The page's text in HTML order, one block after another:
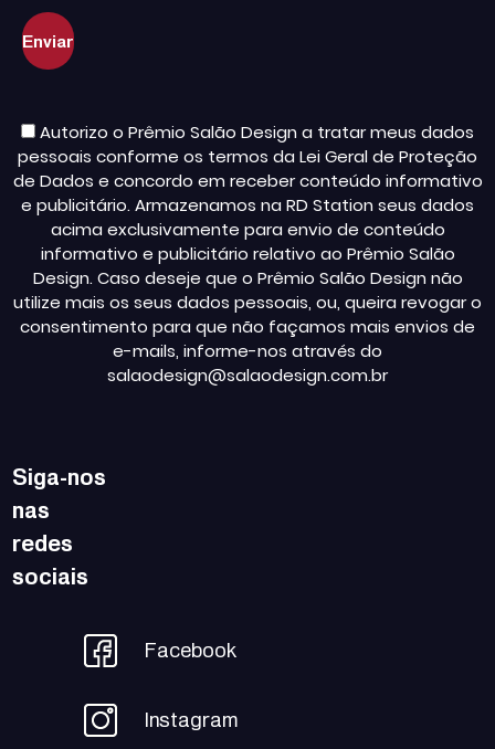
Autorizo o Prêmio Salão Design a tratar meus dados
pessoais conforme os termos da Lei Geral de Proteção
de Dados e concordo em receber conteúdo informativo
e publicitário. Armazenamos na RD Station seus dados
acima exclusivamente para envio de conteúdo
informativo e publicitário relativo ao Prêmio Salão
Design. Caso deseje que o Prêmio Salão Design não
utilize mais os seus dados pessoais, ou, queira revogar o
consentimento para que não façamos mais envios de
e-mails, informe-nos através do
salaodesign@salaodesign.com.br
Siga-nos
nas
redes
sociais
Facebook
Instagram